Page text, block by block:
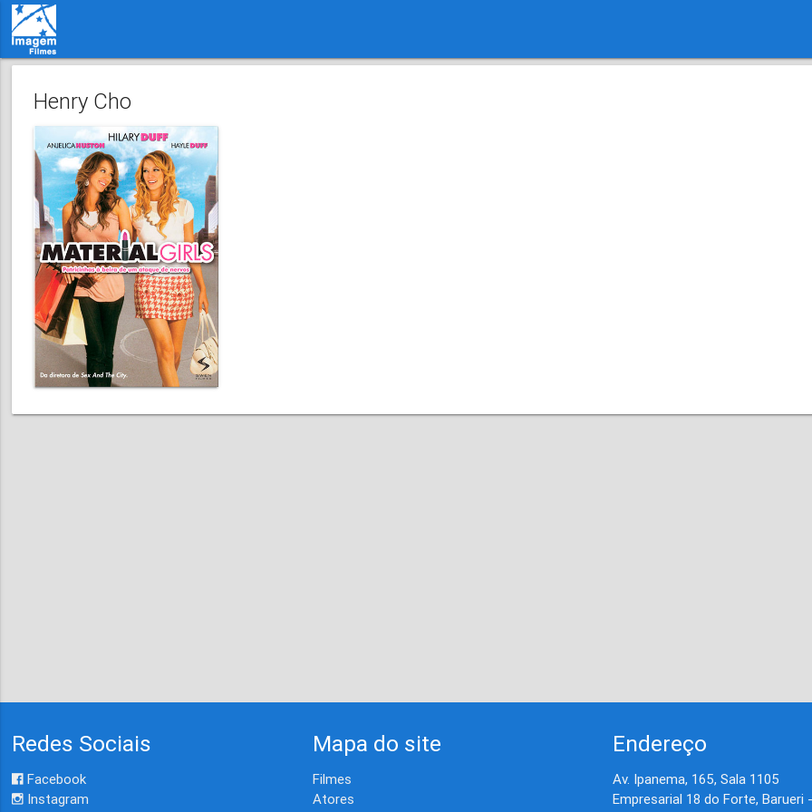
Henry Cho
Redes Sociais
Facebook
Instagram
Mapa do site
Filmes
Atores
Endereço
Av. Ipanema, 165, Sala 1105
Empresarial 18 do Forte, Barueri